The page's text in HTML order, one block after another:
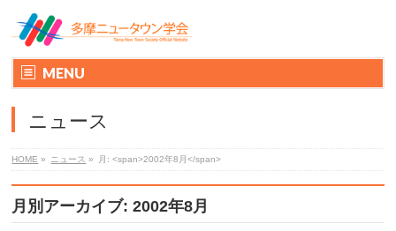
MENU
ニュース
HOME » ニュース » 月: <span>2002年8月</span>
月別アーカイブ: 2002年8月